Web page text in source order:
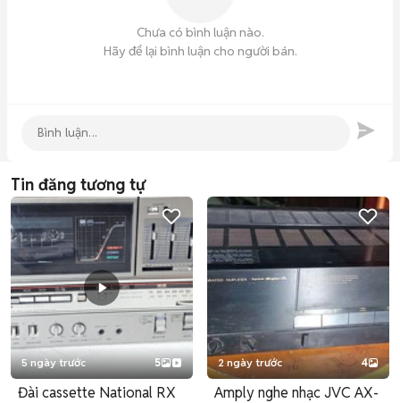
Chưa có bình luận nào.
Hãy để lại bình luận cho người bán.
Tin đăng tương tự
5 ngày trước 5
Đài cassette National RX
2 ngày trước 4
Amply nghe nhạc JVC AX-